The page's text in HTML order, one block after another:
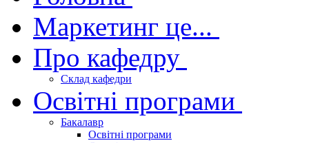
Маркетинг це...
Про кафедру
Склад кафедри
Освітні програми
Бакалавр
Освітні програми